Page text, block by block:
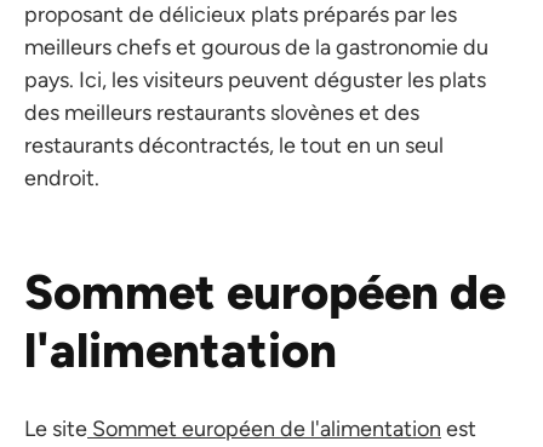
proposant de délicieux plats préparés par les
meilleurs chefs et gourous de la gastronomie du
pays. Ici, les visiteurs peuvent déguster les plats
des meilleurs restaurants slovènes et des
restaurants décontractés, le tout en un seul
endroit.
Sommet européen de
l'alimentation
Le site Sommet européen de l'alimentation est